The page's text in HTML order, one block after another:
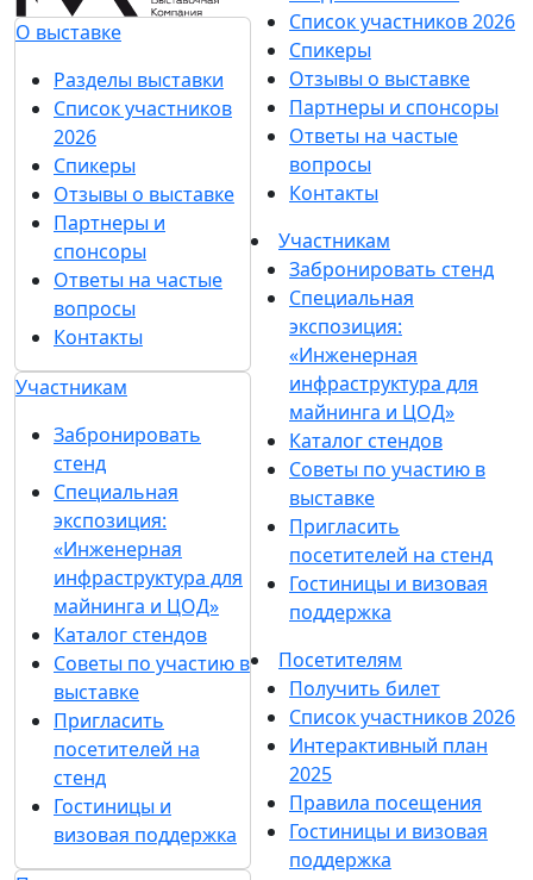
О выставке
Разделы выставки
Список участников
2026
Спикеры
Отзывы о выставке
Партнеры и
спонсоры
Ответы на частые
вопросы
Контакты
Участникам
Забронировать
стенд
Специальная
экспозиция:
«Инженерная
инфраструктура для
майнинга и ЦОД»
Каталог стендов
Советы по участию в
выставке
Пригласить
посетителей на
стенд
Гостиницы и
визовая поддержка
Список участников 2026
Спикеры
Отзывы о выставке
Партнеры и спонсоры
Ответы на частые
вопросы
Контакты
Участникам
Забронировать стенд
Специальная
экспозиция:
«Инженерная
инфраструктура для
майнинга и ЦОД»
Каталог стендов
Советы по участию в
выставке
Пригласить
посетителей на стенд
Гостиницы и визовая
поддержка
Посетителям
Получить билет
Список участников 2026
Интерактивный план
2025
Правила посещения
Гостиницы и визовая
поддержка